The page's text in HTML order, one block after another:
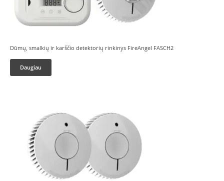
Dūmų, smalkių ir karščio detektorių rinkinys FireAngel FASCH2
Daugiau